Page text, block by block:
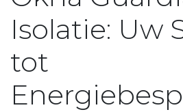
Isolatie: Uw
tot